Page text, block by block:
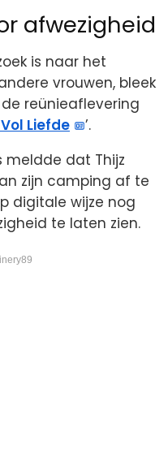
afwezigheid
is naar het
vrouwen, bleek
reünieaflevering
Liefde
’.
meldde dat Thijz
zijn camping af te
digitale wijze nog
te laten zien.